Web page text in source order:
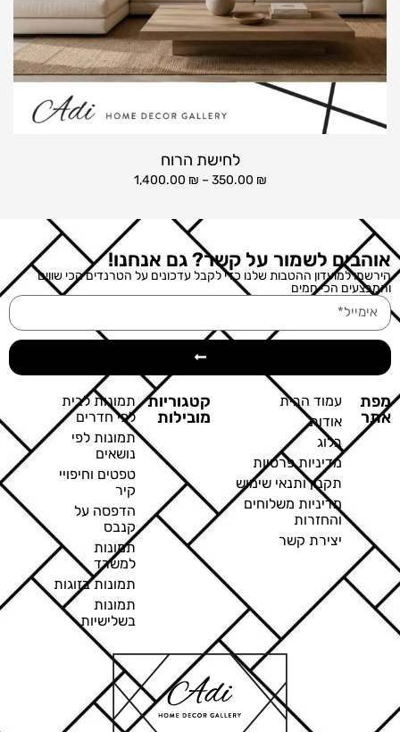
לחישת הרוח
350.00 ₪
–
1,400.00 ₪
אוהבים לשמור על קשר? גם אנחנו!
הירשמו למועדון ההטבות שלנו כדי לקבל עדכונים על הטרנדים הכי שווים
והמבצעים הכי חמים
מפת
אתר
עמוד הבית
אודות
בלוג
מדיניות פרטיות
תקנון ותנאי שימוש
מדיניות משלוחים
והחזרות
יצירת קשר
קטגוריות
מובילות
תמונות לבית
לפי חדרים
תמונות לפי
נושאים
טפטים וחיפויי
קיר
הדפסה על
קנבס
תמונות
למשרד
תמונות בזוגות
תמונות
בשלישיות